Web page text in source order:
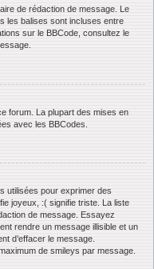
de rédaction de message. Le
les balises sont incluses entre
sur le BBCode, consultez le
forum. La plupart des mises en
avec les BBCodes.
utilisées pour exprimer des
joyeux, :( signifie triste. La liste
de message. Essayez
rendre un message illisible et un
d’effacer le message.
de smileys par message.